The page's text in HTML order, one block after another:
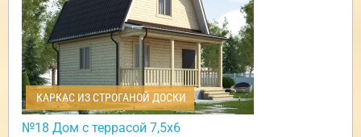
КАРКАС ИЗ СТРОГАНОЙ ДОСКИ
№18 Дом с террасой 7,5х6